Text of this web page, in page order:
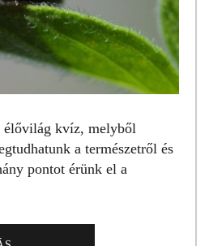
élővilág kvíz, melyből
a természetről és
pontot érünk el a